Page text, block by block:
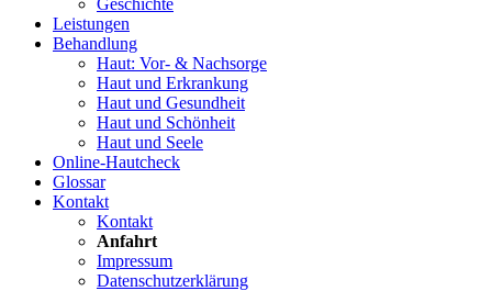
Geschichte
Leistungen
Behandlung
Haut: Vor- & Nachsorge
Haut und Erkrankung
Haut und Gesundheit
Haut und Schönheit
Haut und Seele
Online-Hautcheck
Glossar
Kontakt
Kontakt
Anfahrt
Impressum
Datenschutzerklärung